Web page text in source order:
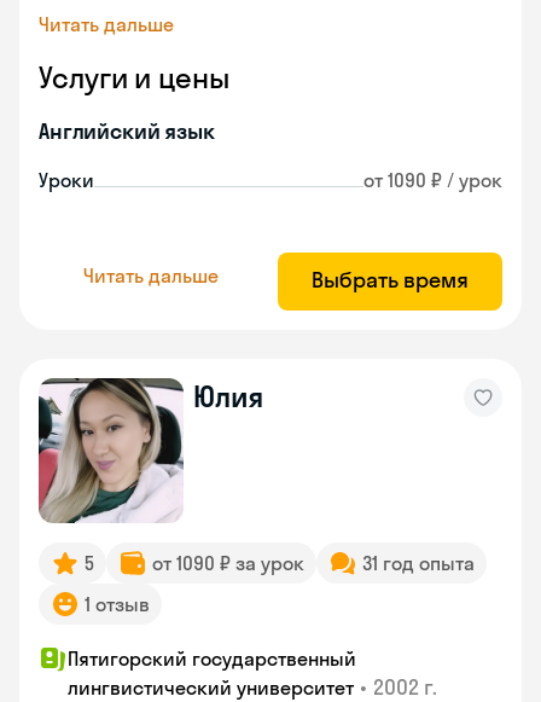
Читать дальше
Услуги и цены
Английский язык
Уроки от 1090 ₽ / урок
Читать дальше Выбрать время
Юлия
5 от 1090 ₽ за урок
31 год опыта
1 отзыв
Пятигорский государственный
лингвистический университет • 2002 г.